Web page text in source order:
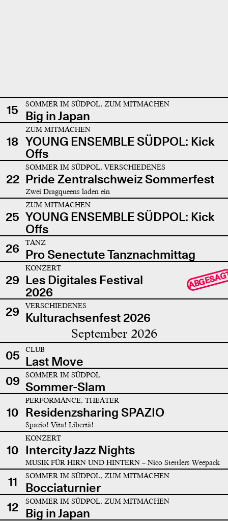
15 SOMMER IM SÜDPOL, ZUM MITMACHEN
Big in Japan
18
ZUM MITMACHEN
YOUNG ENSEMBLE SÜDPOL: Kick
Offs
22
SOMMER IM SÜDPOL, VERSCHIEDENES
Pride Zentralschweiz Sommerfest
Zwei Dragqueens laden ein
25
ZUM MITMACHEN
YOUNG ENSEMBLE SÜDPOL: Kick
Offs
26
TANZ
Pro Senectute Tanznachmittag
29
KONZERT
Les Digitales Festival
2026
29 VERSCHIEDENES
Kulturachsenfest 2026
September 2026
05 CLUB
Last Move
09
SOMMER IM SÜDPOL
Sommer-Slam
10
PERFORMANCE, THEATER
Residenzsharing SPAZIO
Spazio! Vita! Libertà!
10
KONZERT
Intercity Jazz Nights
MUSIK FÜR HIRN UND HINTERN – Nico Stettlers Weepack
11 SOMMER IM SÜDPOL, ZUM MITMACHEN
Bocciaturnier
12
SOMMER IM SÜDPOL, ZUM MITMACHEN
Big in Japan